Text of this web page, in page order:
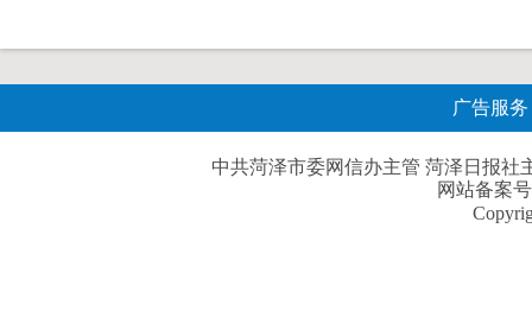
广告服务
中共菏泽市委网信办主管 菏泽日报社
网站备案